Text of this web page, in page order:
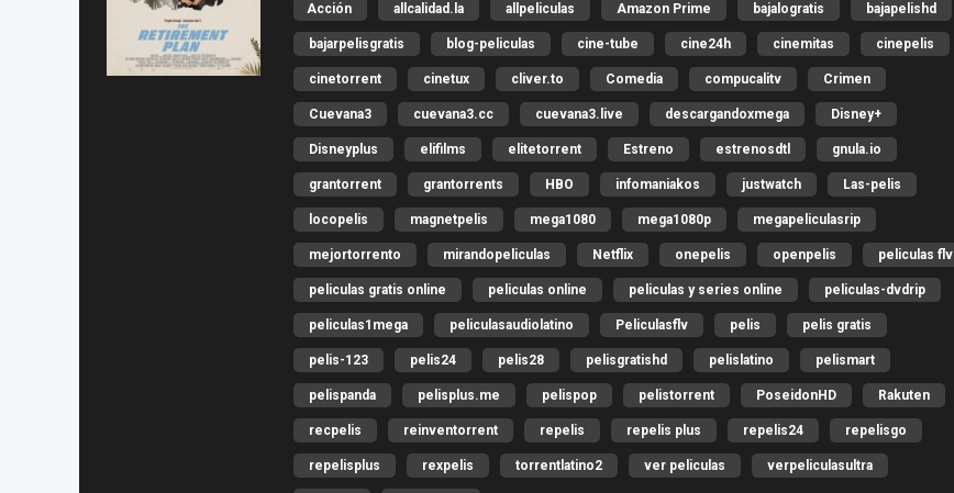
Acción allcalidad.la allpeliculas Amazon Prime bajalogratis bajapelishd
bajarpelisgratis blog-peliculas cine-tube cine24h cinemitas cinepelis
cinetorrent cinetux cliver.to Comedia compucalitv Crimen
Cuevana3 cuevana3.cc cuevana3.live descargandoxmega Disney+
Disneyplus elifilms elitetorrent Estreno estrenosdtl gnula.io
grantorrent grantorrents HBO infomaniakos justwatch Las-pelis
locopelis magnetpelis mega1080 mega1080p megapeliculasrip
mejortorrento mirandopeliculas Netflix onepelis openpelis peliculas flv
peliculas gratis online peliculas online peliculas y series online peliculas-dvdrip
peliculas1mega peliculasaudiolatino Peliculasflv pelis pelis gratis
pelis-123 pelis24 pelis28 pelisgratishd pelislatino pelismart
pelispanda pelisplus.me pelispop pelistorrent PoseidonHD Rakuten
recpelis reinventorrent repelis repelis plus repelis24 repelisgo
repelisplus rexpelis torrentlatino2 ver peliculas verpeliculasultra